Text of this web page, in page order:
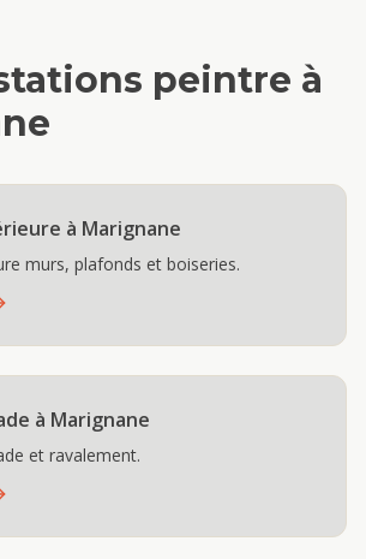
peintre à
à Marignane
murs, plafonds et boiseries.
à Marignane
et ravalement.